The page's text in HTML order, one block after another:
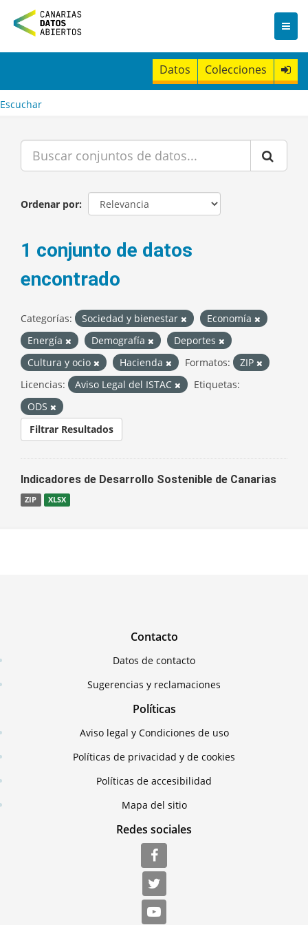
n
t
Datos Colecciones
Escuchar
Ordenar por
1 conjunto de datos
encontrado
Categorías: Sociedad y bienestar
Economía
Energía
Demografía
Deportes
Cultura y ocio
Hacienda Formatos:
ZIP
Licencias:
Aviso Legal del ISTAC
Etiquetas:
ODS
Filtrar Resultados
Indicadores de Desarrollo Sostenible de Canarias
ZIP XLSX
Contacto
Datos de contacto
Sugerencias y reclamaciones
Políticas
Aviso legal y Condiciones de uso
Políticas de privacidad y de cookies
Políticas de accesibilidad
Mapa del sitio
Redes sociales